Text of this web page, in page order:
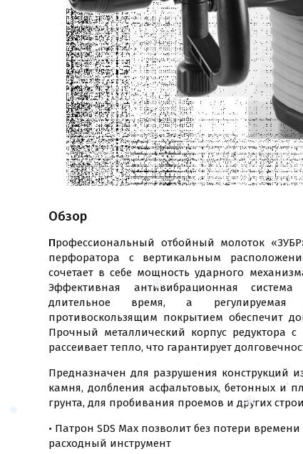
Обзор
Профессиональный отбойный молоток
перфоратора с вертикальным
сочетает в себе мощность ударного
Эффективная антивибрационная система
длительное время, а регулируемая
противоскользящим покрытием обеспечит
Прочный металлический корпус редуктора
рассеивает тепло, что гарантирует
Предназначен для разрушения конструкций
камня, долбления асфальтовых, бетонных и
грунта, для пробивания проемов и других
• Патрон SDS Max позволит без потери
расходный инструмент